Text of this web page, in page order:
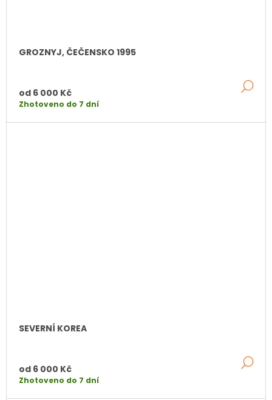
GROZNYJ, ČEČENSKO 1995
od 6 000 Kč
Zhotoveno do 7 dní
SEVERNÍ KOREA
od 6 000 Kč
Zhotoveno do 7 dní